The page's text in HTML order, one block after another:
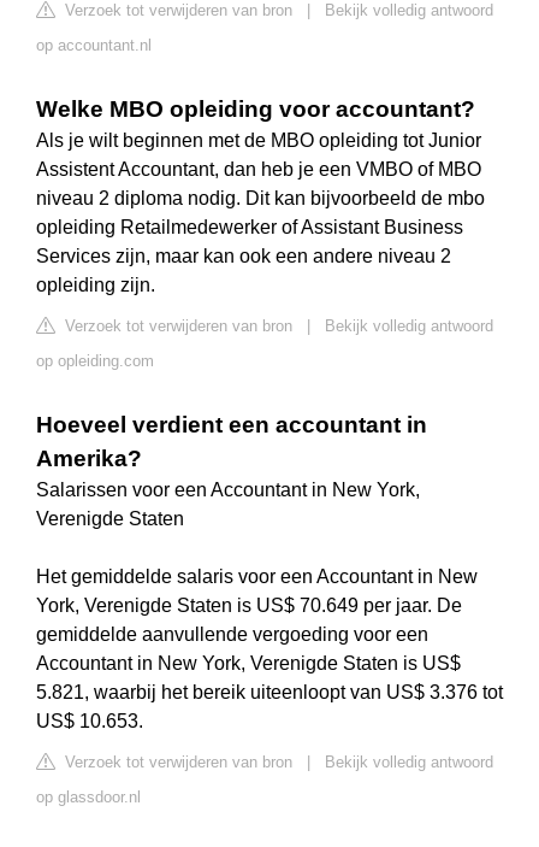
Verzoek tot verwijderen van bron
Bekijk volledig antwoord
op accountant.nl
Welke MBO opleiding voor accountant?
Als je wilt beginnen met de MBO opleiding tot Junior
Assistent Accountant, dan heb je een VMBO of MBO
niveau 2 diploma nodig. Dit kan bijvoorbeeld de mbo
opleiding Retailmedewerker of Assistant Business
Services zijn, maar kan ook een andere niveau 2
opleiding zijn.
Verzoek tot verwijderen van bron
Bekijk volledig antwoord
op opleiding.com
Hoeveel verdient een accountant in
Amerika?
Salarissen voor een Accountant in New York,
Verenigde Staten
Het gemiddelde salaris voor een Accountant in New
York, Verenigde Staten is US$ 70.649 per jaar. De
gemiddelde aanvullende vergoeding voor een
Accountant in New York, Verenigde Staten is US$
5.821, waarbij het bereik uiteenloopt van US$ 3.376 tot
US$ 10.653.
Verzoek tot verwijderen van bron
Bekijk volledig antwoord
op glassdoor.nl